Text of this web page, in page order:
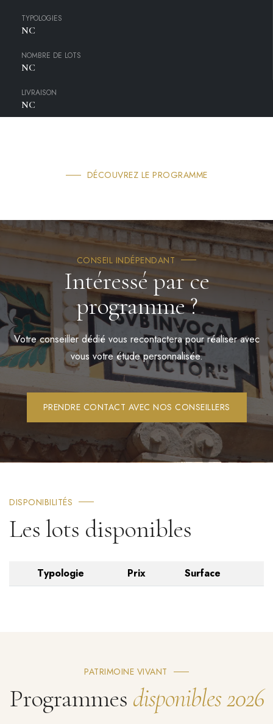
TYPOLOGIES
NC
NOMBRE DE LOTS
NC
LIVRAISON
NC
DÉCOUVREZ LE PROGRAMME
CONSEIL INDÉPENDANT
Intéressé par ce
programme ?
Votre conseiller dédié vous recontactera pour réaliser avec
vous votre étude personnalisée.
PRENDRE CONTACT AVEC NOS CONSEILLERS
DISPONIBILITÉS
Les lots disponibles
Typologie Prix Surface
PATRIMOINE VIVANT
Programmes disponibles 2026